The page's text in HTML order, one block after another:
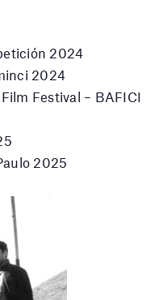
2024
2024
Festival – BAFICI
2025